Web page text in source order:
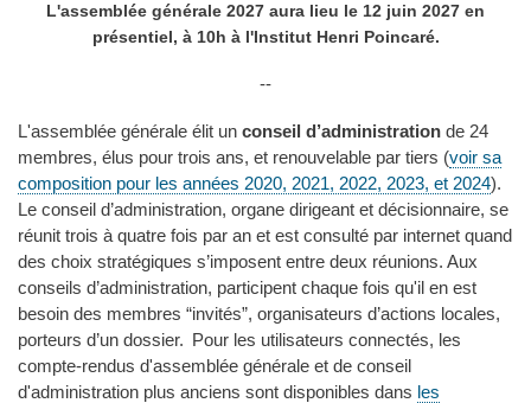
L'assemblée générale 2027 aura lieu le 12 juin 2027 en
présentiel, à 10h à l'Institut Henri Poincaré.
--
L'assemblée générale élit un conseil d’administration de 24
membres, élus pour trois ans, et renouvelable par tiers (voir sa
composition pour les années 2020, 2021, 2022, 2023, et 2024).
Le conseil d’administration, organe dirigeant et décisionnaire, se
réunit trois à quatre fois par an et est consulté par internet quand
des choix stratégiques s’imposent entre deux réunions. Aux
conseils d’administration, participent chaque fois qu'il en est
besoin des membres “invités”, organisateurs d’actions locales,
porteurs d’un dossier. Pour les utilisateurs connectés, les
compte-rendus d'assemblée générale et de conseil
d'administration plus anciens sont disponibles dans les